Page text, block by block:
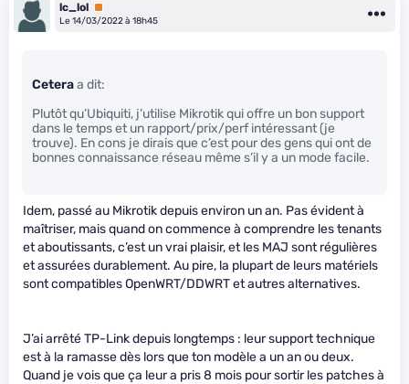
lc_lol Premium
Le 14/03/2022 à 18h45
Ceteraa dit:
Plutôt qu’Ubiquiti, j’utilise Mikrotik qui offre un bon support
dans le temps et un rapport/prix/perf intéressant (je
trouve). En cons je dirais que c’est pour des gens qui ont de
bonnes connaissance réseau même s’il y a un mode facile.
Idem, passé au Mikrotik depuis environ un an. Pas évident à
maîtriser, mais quand on commence à comprendre les tenants
et aboutissants, c’est un vrai plaisir, et les MAJ sont régulières
et assurées durablement. Au pire, la plupart de leurs matériels
sont compatibles OpenWRT/DDWRT et autres alternatives.
J’ai arrêté TP-Link depuis longtemps : leur support technique
est à la ramasse dès lors que ton modèle a un an ou deux.
Quand je vois que ça leur a pris 8 mois pour sortir les patches à